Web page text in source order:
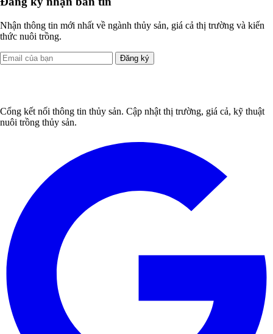
Nhận thông tin mới nhất về ngành thủy sản, giá cả thị trường và kiến
thức nuôi trồng.
Đăng ký
Cổng kết nối thông tin thủy sản. Cập nhật thị trường, giá cả, kỹ thuật
nuôi trồng thủy sản.